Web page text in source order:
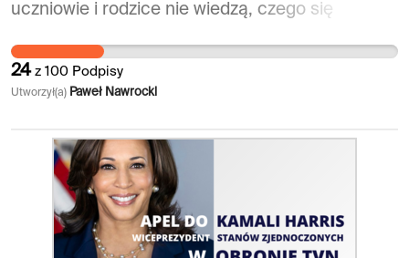
uczniowie i rodzice nie wiedzą, czego się
czwarta uczennic i uczniów w wieku 12-18 lat jest
zaszczepiona. Nie daje to nie tylko pewności
stabilnej, stacjonarnej edukacji, ale i grozi tym,
informują specjaliści, wirus w odmianie delta jest
bardziej ekspansywny. To nie jest czas na
półśrodki typu pogadanki, instruktaże
higieniczne czy nawet hybrydy i edubańki. To już
przechodziliśmy z bardzo różnym skutkiem.
24z 100 Podpisy
Utworzył(a) Paweł Nawrocki